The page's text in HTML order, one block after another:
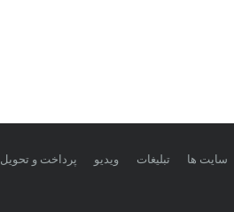
سایت ها تبلیغات ویدیو
پرداخت و تحویل